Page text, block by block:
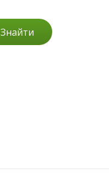
Знайти